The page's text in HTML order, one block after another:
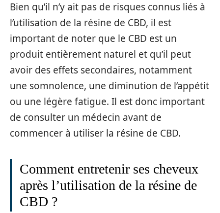
Bien qu’il n’y ait pas de risques connus liés à
l’utilisation de la résine de CBD, il est
important de noter que le CBD est un
produit entièrement naturel et qu’il peut
avoir des effets secondaires, notamment
une somnolence, une diminution de l’appétit
ou une légère fatigue. Il est donc important
de consulter un médecin avant de
commencer à utiliser la résine de CBD.
Comment entretenir ses cheveux
après l’utilisation de la résine de
CBD ?